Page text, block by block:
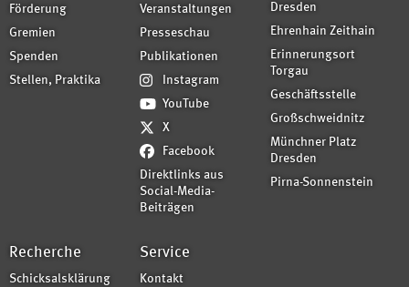
Förderung
Gremien
Spenden
Stellen, Praktika
Veranstaltungen
Presseschau
Publikationen
Instagram
YouTube
X
Facebook
Direktlinks aus
Social-Media-
Beiträgen
Dresden
Ehrenhain Zeithain
Erinnerungsort
Torgau
Geschäftsstelle
Großschweidnitz
Münchner Platz
Dresden
Pirna-Sonnenstein
Recherche
Schicksalsklärung
Service
Kontakt